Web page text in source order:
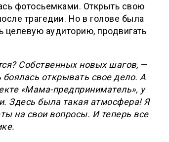
фотосьемками. Открыть свою
трагедии. Но в голове была
целевую аудиторию, продвигать
Собственных новых шагов, —
боялась открывать свое дело. А
«Мама-предприниматель», у
Здесь была такая атмосфера! Я
на свои вопросы. И теперь все